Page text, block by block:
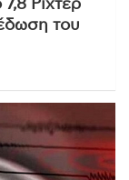
Ρίχτερ
του